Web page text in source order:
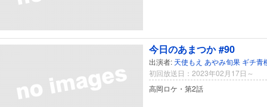
今日のあまつか #90
出演者: 天使もえ あやみ旬果 ギチ青
初回放送日：2023年02月17日～
高岡ロケ・第2話